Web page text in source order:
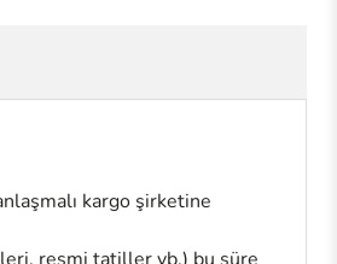
kargo şirketine